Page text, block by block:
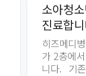
소아청
진료합
→ 2층으
히즈메디
가 2층에
니다. 기존 3층 → 2층